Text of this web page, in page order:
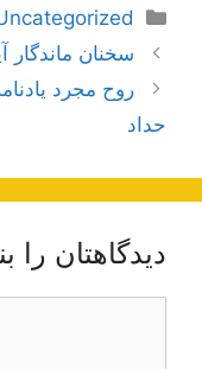
دسته‌ها
ناوبری
نوشته‌ها
سخنان
روح مجرد
حداد
دیدگاهتان را